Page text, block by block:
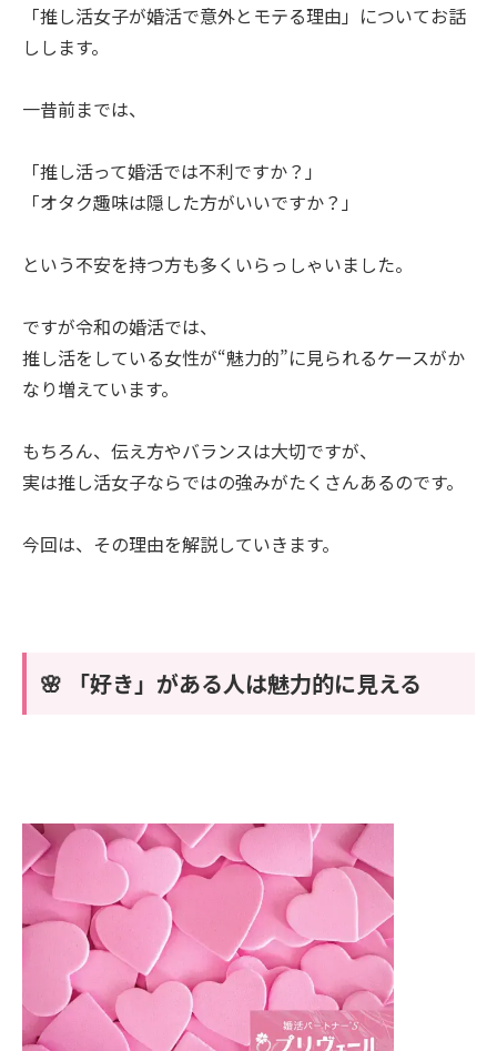
「推し活女子が婚活で意外とモテる理由」についてお話
しします。
一昔前までは、
「推し活って婚活では不利ですか？」
「オタク趣味は隠した方がいいですか？」
という不安を持つ方も多くいらっしゃいました。
ですが令和の婚活では、
推し活をしている女性が“魅力的”に見られるケースがか
なり増えています。
もちろん、伝え方やバランスは大切ですが、
実は推し活女子ならではの強みがたくさんあるのです。
今回は、その理由を解説していきます。
🌸 「好き」がある人は魅力的に見える